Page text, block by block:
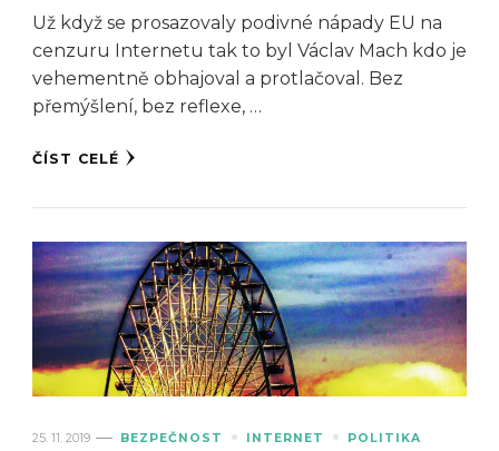
Už když se prosazovaly podivné nápady EU na
cenzuru Internetu tak to byl Václav Mach kdo je
vehementně obhajoval a protlačoval. Bez
přemýšlení, bez reflexe, …
ČÍST CELÉ
25. 11. 2019 BEZPEČNOST INTERNET POLITIKA